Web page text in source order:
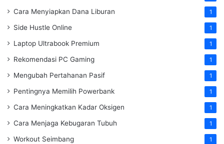
Cara Menyiapkan Dana Liburan 1
Side Hustle Online 1
Laptop Ultrabook Premium 1
Rekomendasi PC Gaming 1
Mengubah Pertahanan Pasif 1
Pentingnya Memilih Powerbank 1
Cara Meningkatkan Kadar Oksigen 1
Cara Menjaga Kebugaran Tubuh 1
Workout Seimbang 1